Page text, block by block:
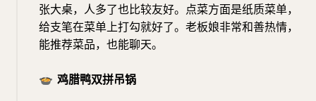
张大桌，人多了也比较友好。点菜方面是纸质菜单，
给支笔在菜单上打勾就好了。老板娘非常和善热情，
能推荐菜品，也能聊天。
🍲 鸡腊鸭双拼吊锅